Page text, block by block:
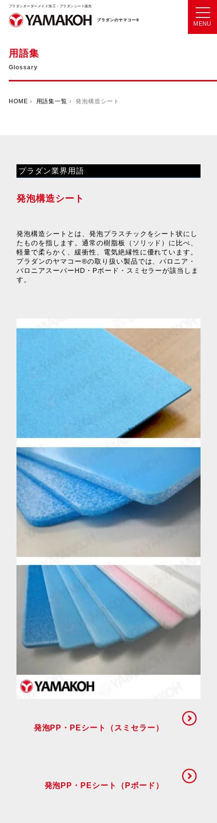
プラダンオーダーメイド加工・プラダンシート販売
プラダンのヤマコー®
MENU
用語集
Glossary
HOME › 用語集一覧 › 発泡構造シート
プラダン業界用語
発泡構造シート
発泡構造シートとは、発泡プラスチックをシート状にし
たものを指します。通常の樹脂板（ソリッド）に比べ、
軽量で柔らかく、緩衝性、電気絶縁性に優れています。
プラダンのヤマコー®の取り扱い製品では、パロニア・
パロニアスーパーHD・Pボード・スミセラーが該当しま
す。
発泡PP・PEシート（スミセラー）
発泡PP・PEシート（Pボード）